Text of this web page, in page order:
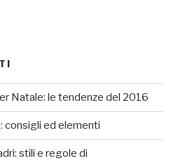
Natale: le tendenze del 2016
consigli ed elementi
stili e regole di